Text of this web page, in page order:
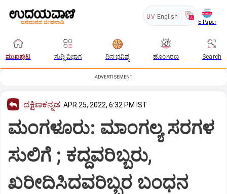
UV English
E-Paper
ಮುಖಪುಟ ಸುದ್ದಿ ವಿಭಾಗ ದಿನ ಭವಿಷ್ಯ ಹೊಂಗಿರಣ Search
ADVERTISEMENT
ದಕ್ಷಿಣಕನ್ನಡ APR 25, 2022, 6:32 PM IST
ಮಂಗಳೂರು: ಮಾಂಗಲ್ಯ ಸರಗಳ
ಸುಲಿಗೆ ; ಕದ್ದವರಿಬ್ಬರು,
ಖರೀದಿಸಿದವರಿಬ್ಬರ ಬಂಧನ